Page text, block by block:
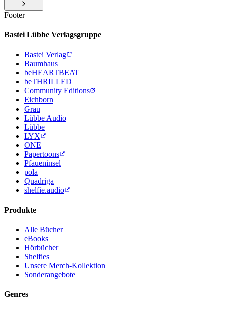
Footer
Bastei Lübbe Verlagsgruppe
Bastei Verlag
Baumhaus
beHEARTBEAT
beTHRILLED
Community Editions
Eichborn
Grau
Lübbe Audio
Lübbe
LYX
ONE
Papertoons
Pfaueninsel
pola
Quadriga
shelfie.audio
Produkte
Alle Bücher
eBooks
Hörbücher
Shelfies
Unsere Merch-Kollektion
Sonderangebote
Genres